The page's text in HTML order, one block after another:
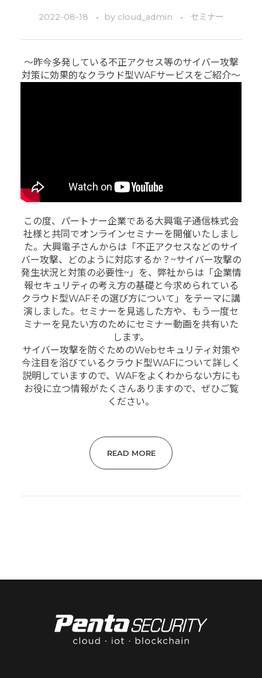
2022-08-18 by cloud_admin セミナー
～昨今多発している不正アクセス等のサイバー攻撃
対策に効果的なクラウド型WAFサービスをご紹介～
この度、パートナー企業である大興電子通信株式会
社様と共同でオンラインセミナーを開催いたしまし
た。大興電子さんからは「不正アクセスなどのサイ
バー攻撃、どのように対応するか？~サイバー攻撃の
発生状況と対策の必要性~」を、弊社からは「企業情
報セキュリティの考え方の基礎と今求められている
クラウド型WAFその選び方について」をテーマに講
演しました。セミナーを見逃した方や、もう一度セ
ミナーを見たい方のためにセミナー動画を共有いた
します。
サイバー攻撃を防ぐためのWebセキュリティ対策や
今注目を浴びているクラウド型WAFについて詳しく
説明していますので、WAFをよくわからない方にも
お役に立つ情報がたくさんありますので、ぜひご覧
ください。
READ MORE